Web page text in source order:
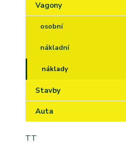
Vagony
osobní
nákladní
náklady
Stavby
Auta
TT